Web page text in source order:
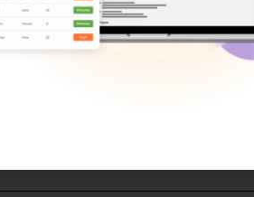
Lebih Sedikit
Dipantau Secara Lebih Mudah
yang Lebih Praktis